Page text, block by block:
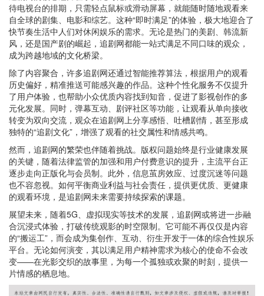
待电视台的排期，只需轻点鼠标或滑动屏幕，就能随时随地观看来
自全球的剧集、电影和综艺。这种“即时满足”的体验，极大地迎合了
快节奏生活中人们对休闲娱乐的需求。无论是热门的美剧、韩流新
风，还是国产剧的崛起，追剧网都能一站式满足不同口味的观众，
成为跨越地域的文化桥梁。
除了内容聚合，许多追剧网还通过智能推荐算法，根据用户的观看
历史偏好，精准推送可能感兴趣的作品。这种个性化服务不仅提升
了用户体验，也帮助小众优质内容找到知音，促进了影视创作的多
元化发展。同时，弹幕互动、剧评社区等功能，让观看从单向接收
转变为双向交流，观众在追剧网上分享感悟、吐槽剧情，甚至形成
独特的“追剧文化”，增强了观看的社交属性和情感共鸣。
然而，追剧网的繁荣也伴随着挑战。版权问题始终是行业健康发展
的关键，随着法律监管的加强和用户付费意识的提升，主流平台正
逐步走向正版化与会员制。此外，信息茧房效应、过度沉迷等问题
也不容忽视。如何平衡商业利益与社会责任，提供更优质、更健康
的观看环境，是追剧网未来需要持续探索的课题。
展望未来，随着5G、虚拟现实等技术的发展，追剧网或将进一步融
合沉浸式体验，打破传统观影的时空限制。它可能不再仅仅是内容
的“搬运工”，而会成为集创作、互动、衍生开发于一体的综合性娱乐
平台。无论如何演变，其以满足用户精神需求为核心的使命不会改
变——在光影交织的故事里，为每一个孤独或欢聚的时刻，提供一
片情感的栖息地。